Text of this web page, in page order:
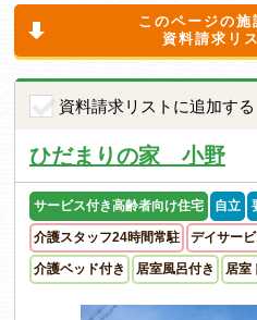
このページの施
資料請求リ
資料請求リストに追加する
ひだまりの家 小野
サービス付き高齢者向け住宅 自立
介護スタッフ24時間常駐 デイサー
介護ベッド付き 居室風呂付き 居室